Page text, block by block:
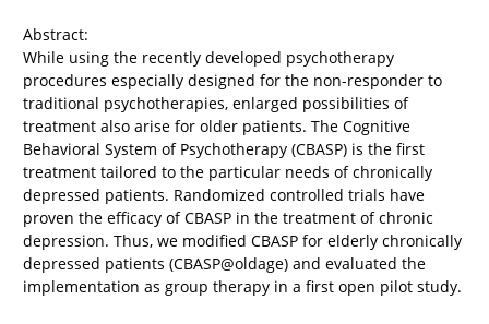
Abstract:
While using the recently developed psychotherapy
procedures especially designed for the non-responder to
traditional psychotherapies, enlarged possibilities of
treatment also arise for older patients. The Cognitive
Behavioral System of Psychotherapy (CBASP) is the first
treatment tailored to the particular needs of chronically
depressed patients. Randomized controlled trials have
proven the efficacy of CBASP in the treatment of chronic
depression. Thus, we modified CBASP for elderly chronically
depressed patients (CBASP@oldage) and evaluated the
implementation as group therapy in a first open pilot study.